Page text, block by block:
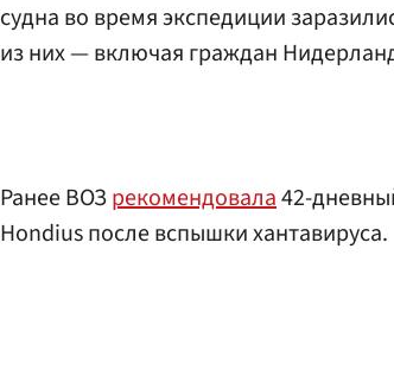
судна во время экспедиции
из них — включая граждан
Ранее ВОЗрекомендовала42-
Hondius после вспышки хантавируса.